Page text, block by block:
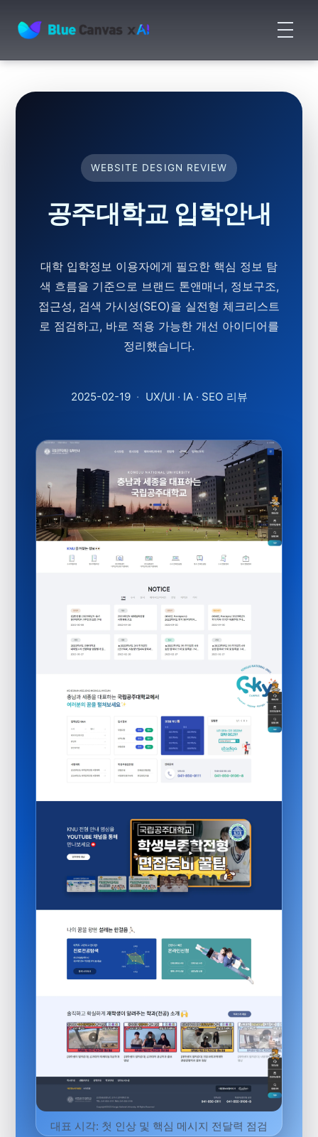
BLUECANVAS
메
뉴
기
WEBSITE DESIGN REVIEW
공주대학교 입학안내
대학 입학정보 이용자에게 필요한 핵심 정보 탐
색 흐름을 기준으로 브랜드 톤앤매너, 정보구조,
접근성, 검색 가시성(SEO)을 실전형 체크리스트
로 점검하고, 바로 적용 가능한 개선 아이디어를
정리했습니다.
2025-02-19 · UX/UI · IA · SEO 리뷰
대표 시각: 첫 인상 및 핵심 메시지 전달력 점검